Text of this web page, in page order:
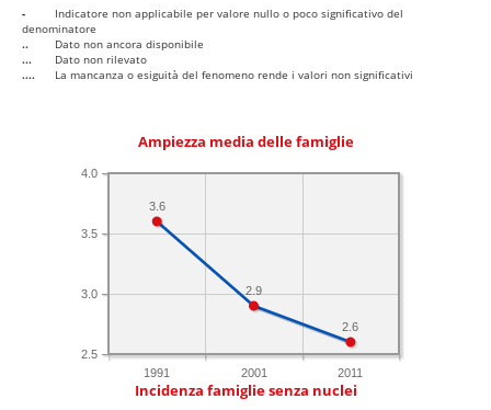
-
Indicatore non applicabile per valore nullo o poco significativo del
denominatore
..
Dato non ancora disponibile
...
Dato non rilevato
....
La mancanza o esiguità del fenomeno rende i valori non significativi
Ampiezza media delle famiglie
1991 2001 2011
2.5
3.0
3.5
4.0
2.6
2.9
3.6
Incidenza famiglie senza nuclei